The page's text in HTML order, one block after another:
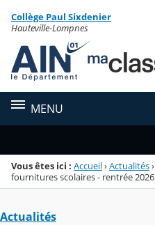
Menu de la rubrique
Contenu
Collège Paul Sixdenier
Hauteville-Lompnes
MENU
Vous êtes ici : Accueil›Actualités›
fournitures scolaires - rentrée 2026
Actualités